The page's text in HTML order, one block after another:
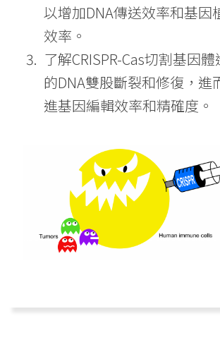
以增加DNA傳送效率和基因
效率。
了解CRISPR-Cas切割基因
的DNA雙股斷裂和修復，進
進基因編輯效率和精確度。